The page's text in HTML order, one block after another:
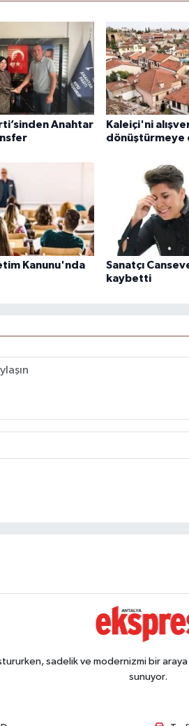
Anahtar
Kaleiçi'ni
dönüştürmeye
Kanunu'nda
Sanatçı
kaybetti
sadelik ve modernizmi bir
sunuyor.